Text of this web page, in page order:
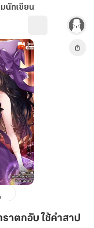
นักเขียน
าตกอับ ใช้คำสาป